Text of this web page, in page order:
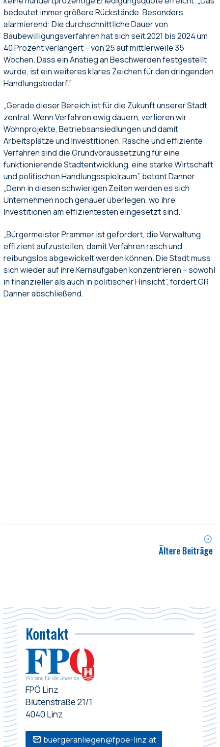
bedeutet immer größere Rückstände. Besonders
alarmierend: Die durchschnittliche Dauer von
Baubewilligungsverfahren hat sich seit 2021 bis 2024 um
40 Prozent verlängert – von 25 auf mittlerweile 35
Wochen. Dass ein Anstieg an Beschwerden festgestellt
wurde, ist ein weiteres klares Zeichen für den dringenden
Handlungsbedarf.”
„Gerade dieser Bereich ist für die Zukunft unserer Stadt
zentral. Wenn Verfahren ewig dauern, verlieren wir
Wohnprojekte, Betriebsansiedlungen und damit
Arbeitsplätze und Investitionen. Rasche und effiziente
Verfahren sind die Grundvoraussetzung für eine
funktionierende Stadtentwicklung, eine starke Wirtschaft
und politischen Handlungsspielraum”, betont Danner.
„Denn in diesen schwierigen Zeiten werden es sich
Unternehmen noch genauer überlegen, wo ihre
Investitionen am effizientesten eingesetzt sind.”
„Bürgermeister Prammer ist gefordert, die Verwaltung
effizient aufzustellen, damit Verfahren rasch und
reibungslos abgewickelt werden können. Die Stadt muss
sich wieder auf ihre Kernaufgaben konzentrieren – sowohl
in finanzieller als auch in politischer Hinsicht”, fordert GR
Danner abschließend.
Ältere Beiträge
Kontakt
FPÖ Linz
Blütenstraße 21/1
4040 Linz
buergeranliegen@fpoe-linz.at